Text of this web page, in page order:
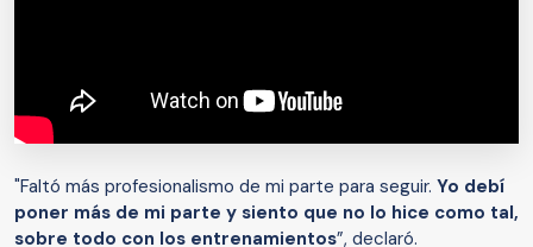
"Faltó más profesionalismo de mi parte para seguir. Yo debí
poner más de mi parte y siento que no lo hice como tal,
sobre todo con los entrenamientos”, declaró.